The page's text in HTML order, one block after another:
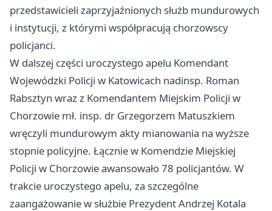
przedstawicieli zaprzyjaźnionych służb mundurowych
i instytucji, z którymi współpracują chorzowscy
policjanci.
W dalszej części uroczystego apelu Komendant
Wojewódzki Policji w Katowicach nadinsp. Roman
Rabsztyn wraz z Komendantem Miejskim Policji w
Chorzowie mł. insp. dr Grzegorzem Matuszkiem
wręczyli mundurowym akty mianowania na wyższe
stopnie policyjne. Łącznie w Komendzie Miejskiej
Policji w Chorzowie awansowało 78 policjantów. W
trakcie uroczystego apelu, za szczególne
zaangażowanie w służbie Prezydent Andrzej Kotala